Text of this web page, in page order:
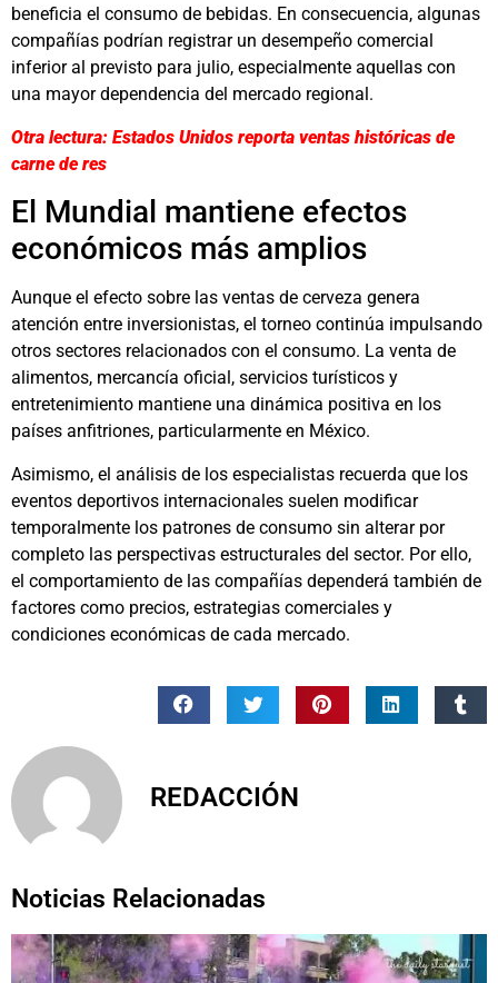
beneficia el consumo de bebidas. En consecuencia, algunas
compañías podrían registrar un desempeño comercial
inferior al previsto para julio, especialmente aquellas con
una mayor dependencia del mercado regional.
Otra lectura: Estados Unidos reporta ventas históricas de
carne de res
El Mundial mantiene efectos
económicos más amplios
Aunque el efecto sobre las ventas de cerveza genera
atención entre inversionistas, el torneo continúa impulsando
otros sectores relacionados con el consumo. La venta de
alimentos, mercancía oficial, servicios turísticos y
entretenimiento mantiene una dinámica positiva en los
países anfitriones, particularmente en México.
Asimismo, el análisis de los especialistas recuerda que los
eventos deportivos internacionales suelen modificar
temporalmente los patrones de consumo sin alterar por
completo las perspectivas estructurales del sector. Por ello,
el comportamiento de las compañías dependerá también de
factores como precios, estrategias comerciales y
condiciones económicas de cada mercado.
REDACCIÓN
Noticias Relacionadas